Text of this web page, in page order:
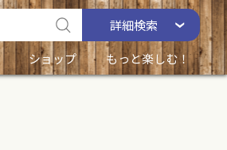
詳細検索
ショップ もっと楽しむ！